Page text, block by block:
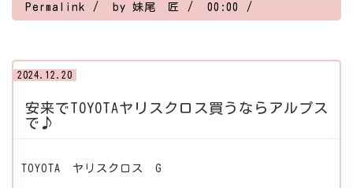
Permalink by 妹尾 匠 00:00
2024.12.20
安来でTOYOTAヤリスクロス買うならアルプス
で♪
TOYOTA ヤリスクロス G